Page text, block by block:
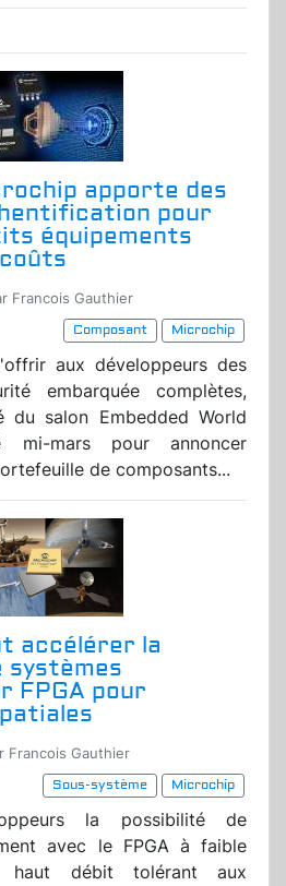
apporte des
pour
équipements
Francois Gauthier
Composant
Microchip
aux développeurs des
embarquée complètes,
du salon Embedded World
mi-mars pour annoncer
de composants...
accélérer la
systèmes
FPGA pour
Francois Gauthier
Sous-système
Microchip
la possibilité de
avec le FPGA à faible
haut débit tolérant aux